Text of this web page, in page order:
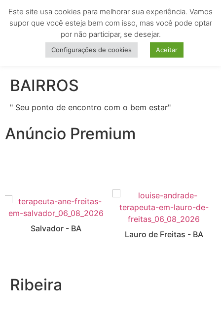
MENU
BAIRROS
" Seu ponto de encontro com o bem estar"
Anúncio Premium
Salvador - BA
Lauro de Freitas - BA
Ribeira
Este site usa cookies para melhorar sua experiência. Vamos
supor que você esteja bem com isso, mas você pode optar
por não participar, se desejar.
Configurações de cookies Aceitar